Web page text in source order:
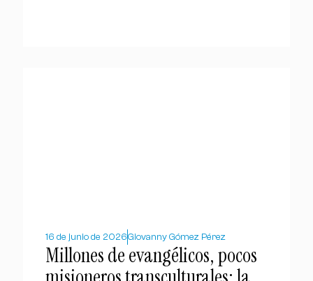
16 de junio de 2026Giovanny Gómez Pérez
Millones de evangélicos, pocos